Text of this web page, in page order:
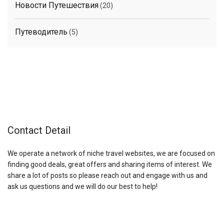
Новости Путешествия(20)
Путеводитель (5)
Contact Detail
We operate a network of niche travel websites, we are focused on
finding good deals, great offers and sharing items of interest. We
share a lot of posts so please reach out and engage with us and
ask us questions and we will do our best to help!